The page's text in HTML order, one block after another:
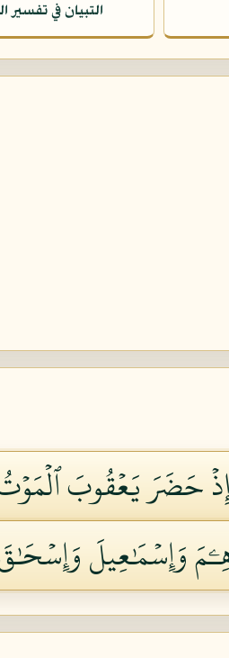
التبيان في تفسير
حَضَرَ يَعۡقُوبَ
وَإِسۡمَٰعِيلَ وَإِسۡحَٰقَ